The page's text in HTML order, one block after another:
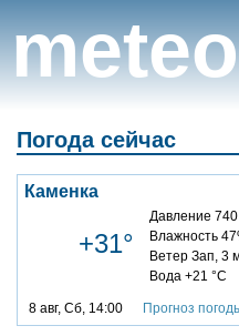
Погода сейчас
Каменка
+31°
Давление
Влажность
Ветер Зап, 3
Вода +21 °C
8 авг, Сб, 14:00 Прогноз